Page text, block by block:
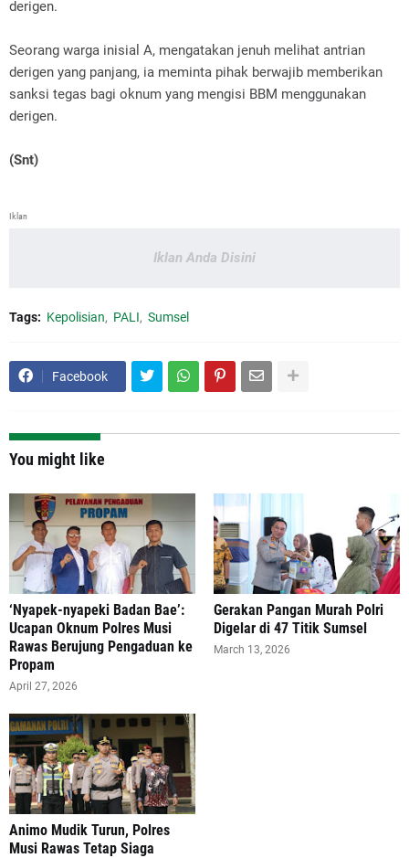
derigen.
Seorang warga inisial A, mengatakan jenuh melihat antrian
derigen yang panjang, ia meminta pihak berwajib memberikan
sanksi tegas bagi oknum yang mengisi BBM menggunakan
derigen.
(Snt)
Iklan
Iklan Anda Disini
Tags: Kepolisian PALI Sumsel
Facebook
You might like
‘Nyapek-nyapeki Badan Bae’:
Ucapan Oknum Polres Musi
Rawas Berujung Pengaduan ke
Propam
April 27, 2026
Gerakan Pangan Murah Polri
Digelar di 47 Titik Sumsel
March 13, 2026
Animo Mudik Turun, Polres
Musi Rawas Tetap Siaga